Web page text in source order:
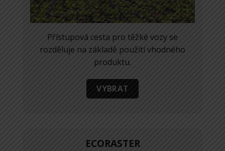
Přístupová cesta pro těžké vozy se
rozděluje na základě použití vhodného
produktu.
VYBRAT
ECORASTER